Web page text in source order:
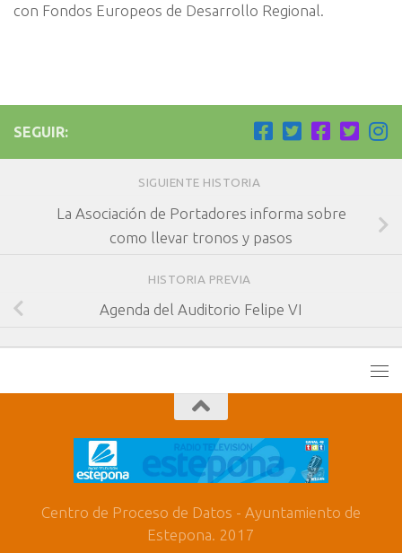
con Fondos Europeos de Desarrollo Regional.
SEGUIR:
SIGUIENTE HISTORIA
La Asociación de Portadores informa sobre
como llevar tronos y pasos
HISTORIA PREVIA
Agenda del Auditorio Felipe VI
Centro de Proceso de Datos - Ayuntamiento de
Estepona. 2017